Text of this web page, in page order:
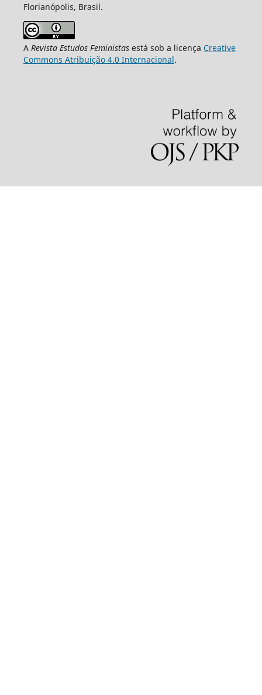
Florianópolis, Brasil.
A Revista Estudos Feministasestá sob a licença Creative
Commons Atribuição 4.0 Internacional.